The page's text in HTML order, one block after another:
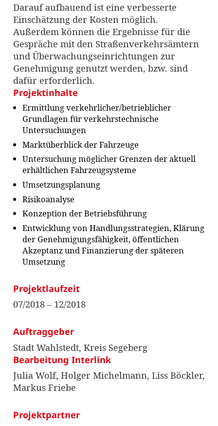
Darauf aufbauend ist eine verbesserte
Einschätzung der Kosten möglich.
Außerdem können die Ergebnisse für die
Gespräche mit den Straßenverkehrsämtern
und Überwachungseinrichtungen zur
Genehmigung genutzt werden, bzw. sind
dafür erforderlich.
Projektinhalte
Ermittlung verkehrlicher/betrieblicher
Grundlagen für verkehrstechnische
Untersuchungen
Marktüberblick der Fahrzeuge
Untersuchung möglicher Grenzen der aktuell
erhältlichen Fahrzeugsysteme
Umsetzungsplanung
Risikoanalyse
Konzeption der Betriebsführung
Entwicklung von Handlungsstrategien, Klärung
der Genehmigungsfähigkeit, öffentlichen
Akzeptanz und Finanzierung der späteren
Umsetzung
Projektlaufzeit
07/2018 – 12/2018
Auftraggeber
Stadt Wahlstedt, Kreis Segeberg
Bearbeitung Interlink
Julia Wolf, Holger Michelmann, Liss Böckler,
Markus Friebe
Projektpartner